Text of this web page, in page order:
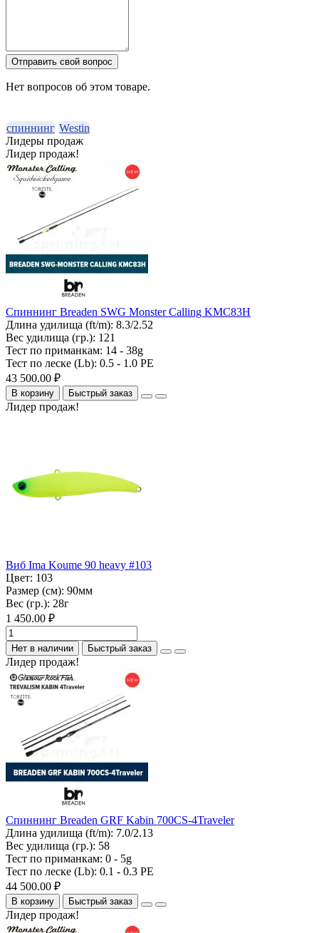
Отправить свой вопрос
Нет вопросов об этом товаре.
спиннинг Westin
Лидеры продаж
Лидер продаж!
Спиннинг Breaden SWG Monster Calling KMC83H
Длина удилища (ft/m): 8.3/2.52
Вес удилища (гр.): 121
Тест по приманкам: 14 - 38g
Тест по леске (Lb): 0.5 - 1.0 PE
43 500.00 ₽
В корзину Быстрый заказ
Лидер продаж!
Виб Ima Koume 90 heavy #103
Цвет: 103
Размер (см): 90мм
Вес (гр.): 28г
1 450.00 ₽
Нет в наличии Быстрый заказ
Лидер продаж!
Спиннинг Breaden GRF Kabin 700CS-4Traveler
Длина удилища (ft/m): 7.0/2.13
Вес удилища (гр.): 58
Тест по приманкам: 0 - 5g
Тест по леске (Lb): 0.1 - 0.3 PE
44 500.00 ₽
В корзину Быстрый заказ
Лидер продаж!